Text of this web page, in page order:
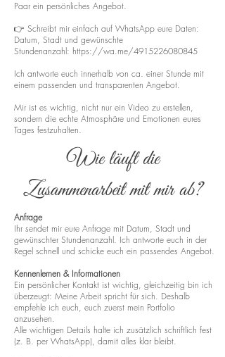
Paar ein persönliches Angebot.
👉 Schreibt mir einfach auf WhatsApp eure Daten:
Datum, Stadt und gewünschte
Stundenanzahl: https://wa.me/4915226080845
Ich antworte euch innerhalb von ca. einer Stunde mit
einem passenden und transparenten Angebot.
Mir ist es wichtig, nicht nur ein Video zu erstellen,
sondern die echte Atmosphäre und Emotionen eures
Tages festzuhalten.
Wie läuft die
Zusammenarbeit mit mir ab?
Anfrage
Ihr sendet mir eure Anfrage mit Datum, Stadt und
gewünschter Stundenanzahl. Ich antworte euch in der
Regel schnell und schicke euch ein passendes Angebot.
Kennenlernen & Informationen
Ein persönlicher Kontakt ist wichtig, gleichzeitig bin ich
überzeugt: Meine Arbeit spricht für sich. Deshalb
empfehle ich euch, euch zuerst mein Portfolio
anzusehen.
Alle wichtigen Details halte ich zusätzlich schriftlich fest
(z. B. per WhatsApp), damit alles klar bleibt.